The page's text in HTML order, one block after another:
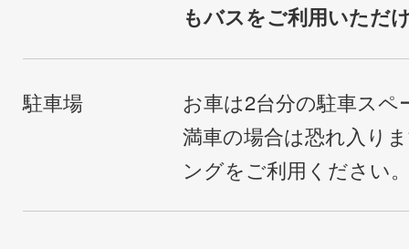
もバスをご利用いただ
駐車場
お車は2台分の駐車ス
満車の場合は恐れ入り
ングをご利用ください